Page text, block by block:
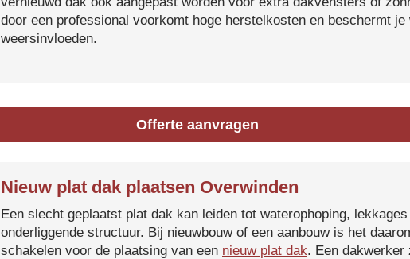
door een professional voorkomt hoge herstelkosten en beschermt je
weersinvloeden.
Offerte aanvragen
Nieuw plat dak plaatsen Overwinden
Een slecht geplaatst plat dak kan leiden tot waterophoping,
onderliggende structuur. Bij nieuwbouw of een aanbouw is het
schakelen voor de plaatsing van een nieuw plat dak. Een